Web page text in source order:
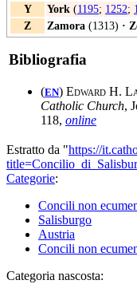
Y
York (1195; 1252;
Z
Zamora (1313) ·
Bibliografia
(EN) Edward H.
Catholic Church,
118, online
Estratto da "https://
Categorie:
Concili non
Salisburgo
Austria
Concili non
Categoria nascosta: